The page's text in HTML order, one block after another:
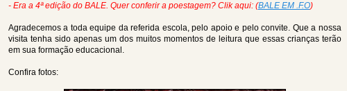
- Era a 4ª edição do BALE. Quer conferir a poestagem? Clik aqui: (BALE EM .F.O)
Agradecemos a toda equipe da referida escola, pelo apoio e pelo convite. Que a nossa
visita tenha sido apenas um dos muitos momentos de leitura que essas crianças terão
em sua formação educacional.
Confira fotos: